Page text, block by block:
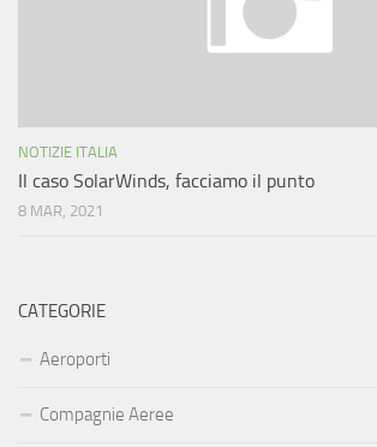
NOTIZIE ITALIA
Il caso SolarWinds, facciamo il punto
8 MAR, 2021
CATEGORIE
Aeroporti
Compagnie Aeree